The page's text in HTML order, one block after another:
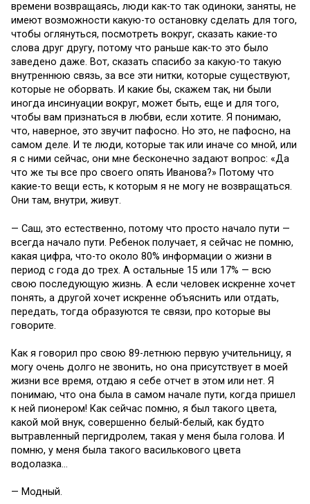
времени возвращаясь, люди как-то так одиноки, заняты, не
имеют возможности какую-то остановку сделать для того,
чтобы оглянуться, посмотреть вокруг, сказать какие-то
слова друг другу, потому что раньше как-то это было
заведено даже. Вот, сказать спасибо за какую-то такую
внутреннюю связь, за все эти нитки, которые существуют,
которые не оборвать. И какие бы, скажем так, ни были
иногда инсинуации вокруг, может быть, еще и для того,
чтобы вам признаться в любви, если хотите. Я понимаю,
что, наверное, это звучит пафосно. Но это, не пафосно, на
самом деле. И те люди, которые так или иначе со мной, или
я с ними сейчас, они мне бесконечно задают вопрос: «Да
что же ты все про своего опять Иванова?» Потому что
какие-то вещи есть, к которым я не могу не возвращаться.
Они там, внутри, живут.
— Саш, это естественно, потому что просто начало пути —
всегда начало пути. Ребенок получает, я сейчас не помню,
какая цифра, что-то около 80% информации о жизни в
период с года до трех. А остальные 15 или 17% — всю
свою последующую жизнь. А если человек искренне хочет
понять, а другой хочет искренне объяснить или отдать,
передать, тогда образуются те связи, про которые вы
говорите.
Как я говорил про свою 89-летнюю первую учительницу, я
могу очень долго не звонить, но она присутствует в моей
жизни все время, отдаю я себе отчет в этом или нет. Я
понимаю, что она была в самом начале пути, когда пришел
к ней пионером! Как сейчас помню, я был такого цвета,
какой мой внук, совершенно белый-белый, как будто
вытравленный пергидролем, такая у меня была голова. И
помню, у меня была такого василькового цвета
водолазка…
— Модный.